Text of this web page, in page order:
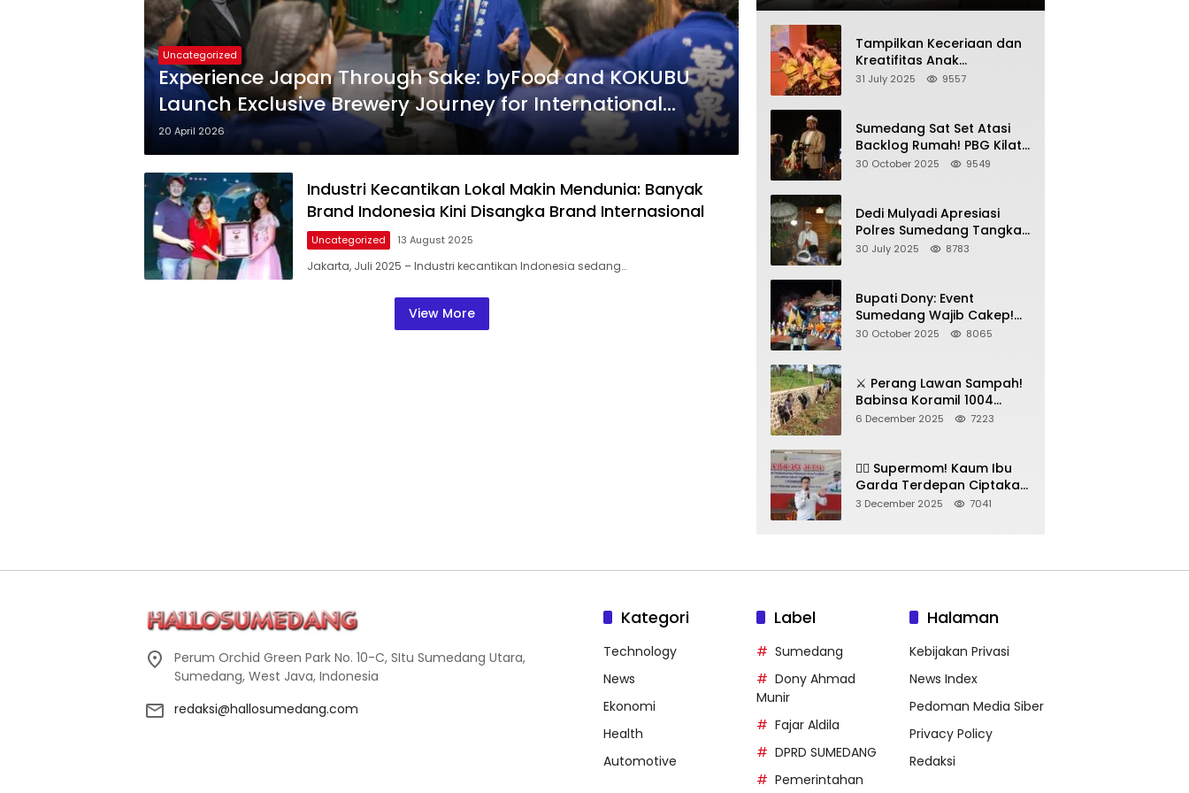
Uncategorized
Experience Japan Through Sake: byFood and KOKUBU
Launch Exclusive Brewery Journey for International
Travelers
20 April 2026
Industri Kecantikan Lokal Makin Mendunia: Banyak
Brand Indonesia Kini Disangka Brand Internasional
Uncategorized 13 August 2025
Jakarta, Juli 2025 – Industri kecantikan Indonesia sedang…
View More
Tampilkan Keceriaan dan
Kreatifitas Anak
Sumedang, Gebyar HAN
31 July 2025 9557
Sumedang Sat Set Atasi
Backlog Rumah! PBG Kilat
+ KUR Perumahan Jadi
30 October 2025 9549
Dedi Mulyadi Apresiasi
Polres Sumedang Tangkap
Wartawan Gadungan
30 July 2025 8783
Bupati Dony: Event
Sumedang Wajib Cakep!
Sosialisasi Wajib Nempel
30 October 2025 8065
⚔️ Perang Lawan Sampah!
Babinsa Koramil 1004
Tanjungsari Pimpin Warga
6 December 2025 7223
🦸‍♀️ Supermom! Kaum Ibu
Garda Terdepan Ciptakan
Generasi Unggul di
3 December 2025 7041
Perum Orchid Green Park No. 10-C, SItu Sumedang Utara,
Sumedang, West Java, Indonesia
redaksi@hallosumedang.com
Kategori
Technology
News
Ekonomi
Health
Automotive
Label
Sumedang
Dony Ahmad
Munir
Fajar Aldila
DPRD SUMEDANG
Pemerintahan
Halaman
Kebijakan Privasi
News Index
Pedoman Media Siber
Privacy Policy
Redaksi